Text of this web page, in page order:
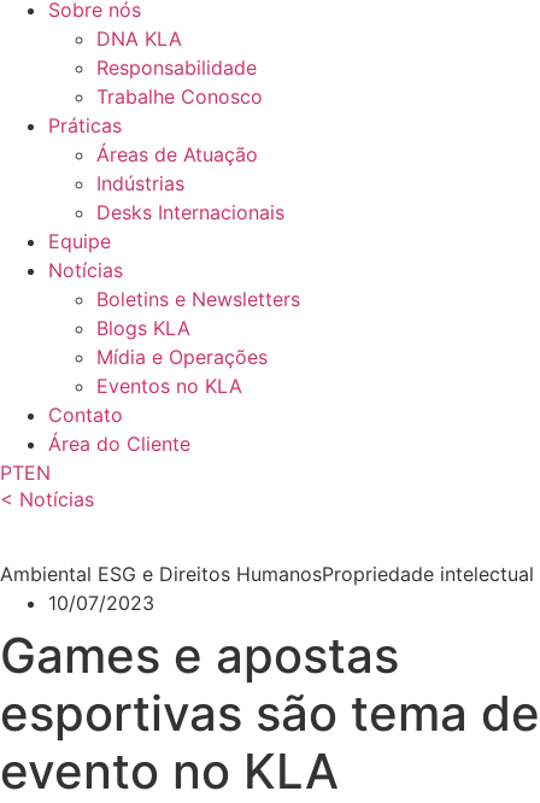
Sobre nós
DNA KLA
Responsabilidade
Trabalhe Conosco
Práticas
Áreas de Atuação
Indústrias
Desks Internacionais
Equipe
Notícias
Boletins e Newsletters
Blogs KLA
Mídia e Operações
Eventos no KLA
Contato
Área do Cliente
PTEN
< Notícias
Ambiental ESG e Direitos HumanosPropriedade intelectual
10/07/2023
Games e apostas
esportivas são tema de
evento no KLA